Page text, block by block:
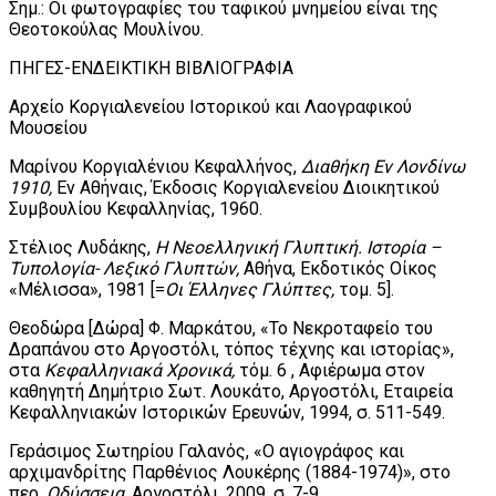
Σημ.: Οι φωτογραφίες του ταφικού μνημείου είναι της
Θεοτοκούλας Μουλίνου.
ΠΗΓΕΣ-ΕΝΔΕΙΚΤΙΚΗ ΒΙΒΛΙΟΓΡΑΦΙΑ
Αρχείο Κοργιαλενείου Ιστορικού και Λαογραφικού
Μουσείου
Μαρίνου Κοργιαλένιου Κεφαλλήνος, Διαθήκη Εν Λονδίνω
1910, Εν Αθήναις, Έκδοσις Κοργιαλενείου Διοικητικού
Συμβουλίου Κεφαλληνίας, 1960.
Στέλιος Λυδάκης, Η Νεοελληνική Γλυπτική. Ιστορία –
Τυπολογία- Λεξικό Γλυπτών, Αθήνα, Εκδοτικός Οίκος
«Μέλισσα», 1981 [=Οι Έλληνες Γλύπτες, τομ. 5].
Θεοδώρα [Δώρα] Φ. Μαρκάτου, «Το Νεκροταφείο του
Δραπάνου στο Αργοστόλι, τόπος τέχνης και ιστορίας»,
στα Κεφαλληνιακά Χρονικά, τόμ. 6 , Αφιέρωμα στον
καθηγητή Δημήτριο Σωτ. Λουκάτο, Αργοστόλι, Εταιρεία
Κεφαλληνιακών Ιστορικών Ερευνών, 1994, σ. 511-549.
Γεράσιμος Σωτηρίου Γαλανός, «Ο αγιογράφος και
αρχιμανδρίτης Παρθένιος Λουκέρης (1884-1974)», στο